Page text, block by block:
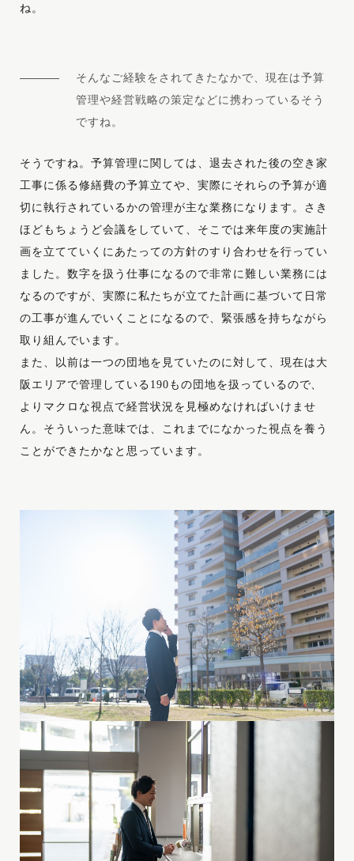
ね。
そんなご経験をされてきたなかで、現在は予算
管理や経営戦略の策定などに携わっているそう
ですね。
そうですね。予算管理に関しては、退去された後の空き家
工事に係る修繕費の予算立てや、実際にそれらの予算が適
切に執行されているかの管理が主な業務になります。さき
ほどもちょうど会議をしていて、そこでは来年度の実施計
画を立てていくにあたっての方針のすり合わせを行ってい
ました。数字を扱う仕事になるので非常に難しい業務には
なるのですが、実際に私たちが立てた計画に基づいて日常
の工事が進んでいくことになるので、緊張感を持ちながら
取り組んでいます。
また、以前は一つの団地を見ていたのに対して、現在は大
阪エリアで管理している190もの団地を扱っているので、
よりマクロな視点で経営状況を見極めなければいけませ
ん。そういった意味では、これまでになかった視点を養う
ことができたかなと思っています。